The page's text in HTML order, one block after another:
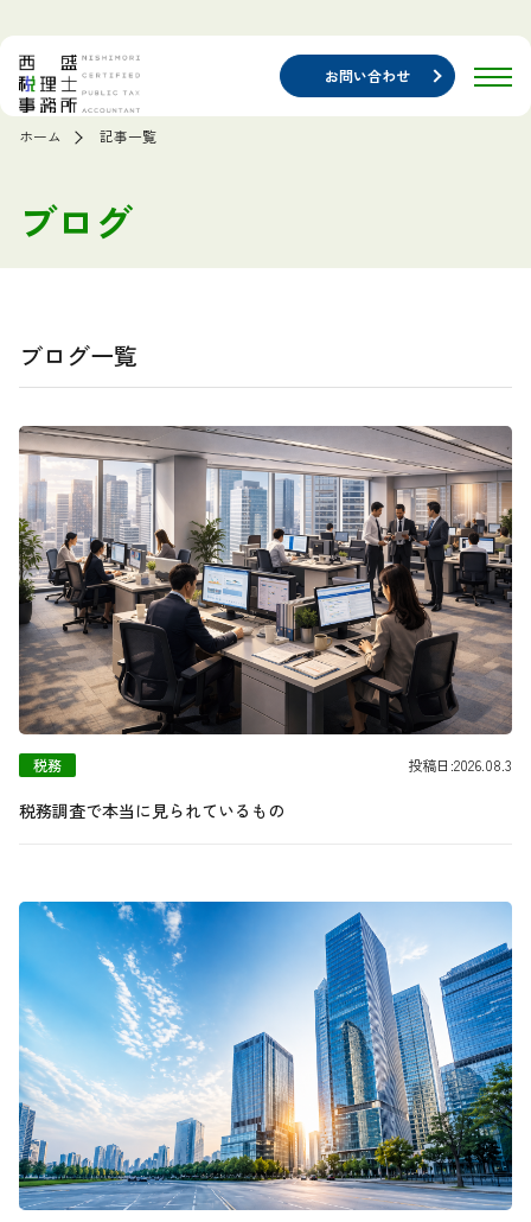
お問い合わせ
ホーム 記事一覧
ブログ
ブログ一覧
税務 投稿日:2026.08.3
税務調査で本当に見られているもの